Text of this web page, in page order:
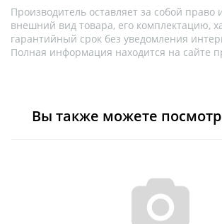
Производитель оставляет за собой право
внешний вид товара, его комплектацию,
гарантийный срок без уведомления
Полная информация находится на сайте
Вы также можете